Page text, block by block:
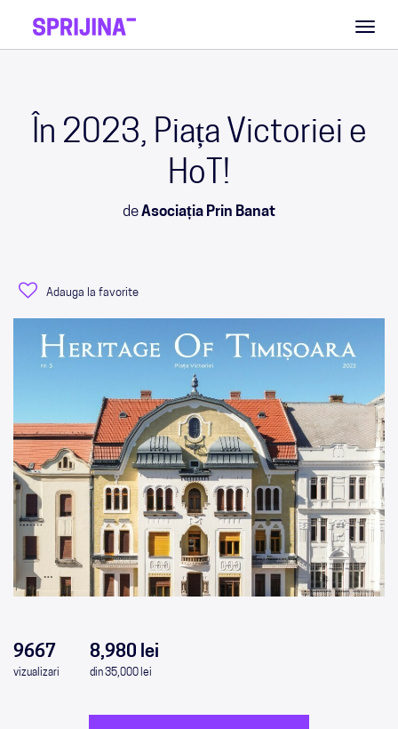
În 2023, Piața Victoriei e
HoT!
deAsociația Prin Banat
Adauga la favorite
9667
vizualizari
8,980 lei
din 35,000 lei